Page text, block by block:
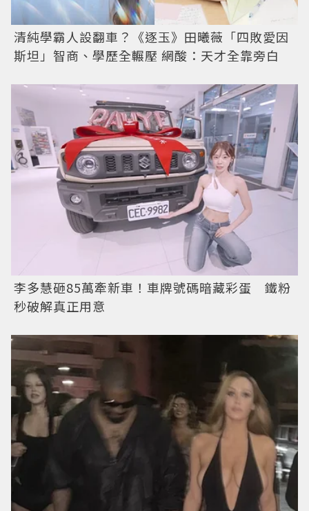
清純學霸人設翻車？《逐玉》田曦薇「四敗愛因
斯坦」智商、學歷全輾壓 網酸：天才全靠旁白
李多慧砸85萬牽新車！車牌號碼暗藏彩蛋 鐵粉
秒破解真正用意